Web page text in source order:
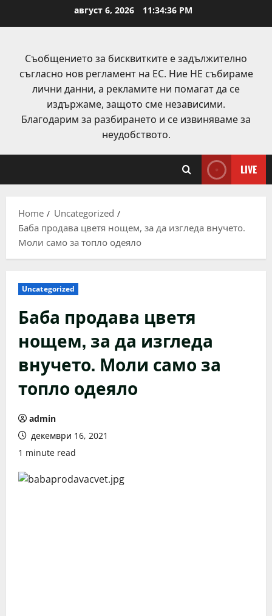
август 6, 2026 11:34:37 PM
Съобщението за бисквитките е задължително
съгласно нов регламент на ЕС. Ние НЕ събираме
лични данни, а рекламите ни помагат да се
издържаме, защото сме независими.
Благодарим за разбирането и се извиняваме за
неудобството.
LIVE
Home
Uncategorized
Баба продава цветя нощем, за да изгледа внучето.
Моли само за топло одеяло
Uncategorized
Баба продава цветя
нощем, за да изгледа
внучето. Моли само за
топло одеяло
admin
декември 16, 2021
1 minute read